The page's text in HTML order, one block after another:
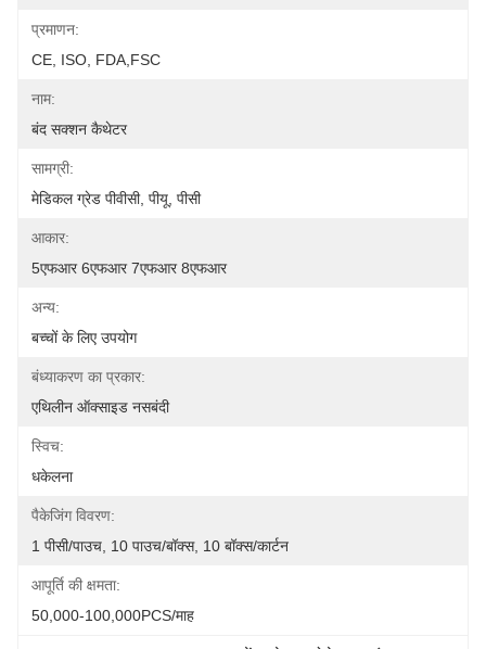
प्रमाणन:
CE, ISO, FDA,FSC
नाम:
बंद सक्शन कैथेटर
सामग्री:
मेडिकल ग्रेड पीवीसी, पीयू, पीसी
आकार:
5एफआर 6एफआर 7एफआर 8एफआर
अन्य:
बच्चों के लिए उपयोग
बंध्याकरण का प्रकार:
एथिलीन ऑक्साइड नसबंदी
स्विच:
धकेलना
पैकेजिंग विवरण:
1 पीसी/पाउच, 10 पाउच/बॉक्स, 10 बॉक्स/कार्टन
आपूर्ति की क्षमता:
50,000-100,000PCS/माह